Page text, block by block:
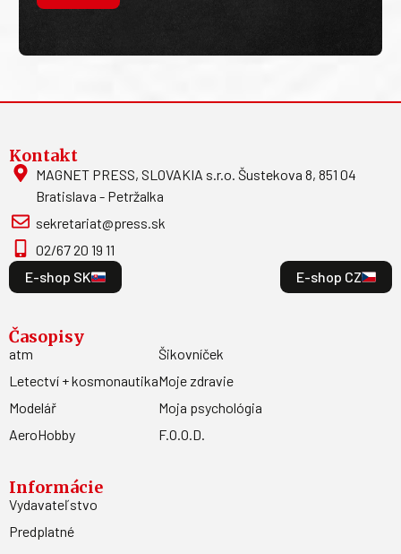
Kontakt
MAGNET PRESS, SLOVAKIA s.r.o. Šustekova 8, 851 04
Bratislava - Petržalka
sekretariat@press.sk
02/67 20 19 11
E-shop SK
E-shop CZ
Časopisy
atm
Letectví + kosmonautika
Modelář
AeroHobby
Šikovníček
Moje zdravie
Moja psychológia
F.O.O.D.
Informácie
Vydavateľstvo
Predplatné